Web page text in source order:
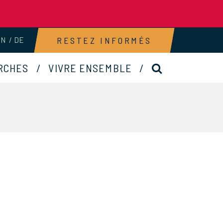
DE RESTEZ INFORMÉS
VIVRE ENSEMBLE